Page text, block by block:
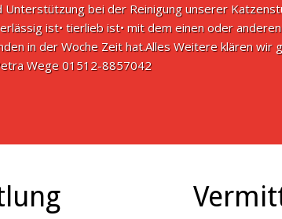
Unterstützung bei der Reinigung unserer
ist• tierlieb ist• mit dem einen oder
in der Woche Zeit hat.Alles Weitere klären wir
Wege 01512-8857042